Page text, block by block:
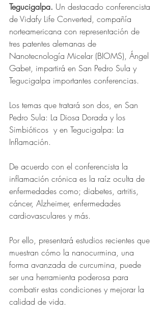
Tegucigalpa. Un destacado conferencista
de Vidafy Life Converted, compañía
norteamericana con representación de
tres patentes alemanas de
Nanotecnología Micelar (BIOMS), Ángel
Gabet, impartirá en San Pedro Sula y
Tegucigalpa importantes conferencias.
Los temas que tratará son dos, en San
Pedro Sula: La Diosa Dorada y los
Simbióticos  y en Tegucigalpa: La
Inflamación.
De acuerdo con el conferencista la
inflamación crónica es la raíz oculta de
enfermedades como; diabetes, artritis,
cáncer, Alzheimer, enfermedades
cardiovasculares y más.
Por ello, presentará estudios recientes que
muestran cómo la nanocurmina, una
forma avanzada de curcumina, puede
ser una herramienta poderosa para
combatir estas condiciones y mejorar la
calidad de vida.